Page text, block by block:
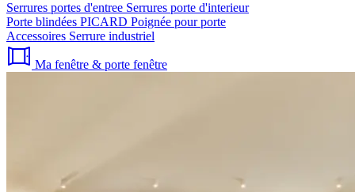
Serrures portes d'entree Serrures porte d'interieur
Porte blindées PICARD Poignée pour porte
Accessoires Serrure industriel
Ma fenêtre & porte fenêtre